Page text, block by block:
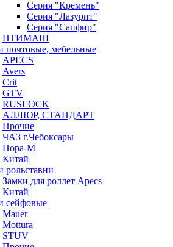
Серия "Кремень"
Серия "Лазурит"
Серия "Сапфир"
ПТИМАШ
почтовые, мебельные
APECS
Avers
Crit
GTV
RUSLOCK
АЛЛЮР, СТАНДАРТ
Прочие
ЧАЗ г.Чебоксары
Нора-М
Китай
рольставни
Замки для роллет Apecs
Китай
сейфовые
Mauer
Mottura
STUV